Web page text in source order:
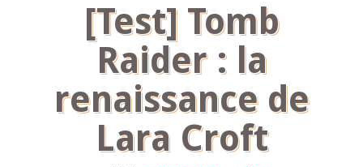
[Test] Tomb
Raider : la
renaissance de
Lara Croft